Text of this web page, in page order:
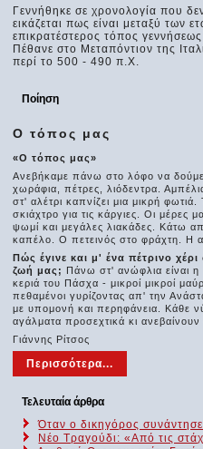
Γεννήθηκε σε χρονολογία που
εικάζεται πως είναι μεταξύ των
επικρατέστερος τόπος
Πέθανε στο Μεταπόντιον της
περί το 500 - 490 π.Χ.
Ποίηση
Ο τόπος μας
«Ο τόπος μας»
Ανεβήκαμε πάνω στο λόφο να
χωράφια, πέτρες, λιόδεντρα.
στ' αλέτρι καπνίζει μια μικρή
σκιάχτρο για τις κάργιες. Οι μέρες
ψωμί και μεγάλες λιακάδες. Κάτω
καπέλο. Ο πετεινός στο φράχτη. Η
Πώς έγινε και μ' ένα πέτρινο
ζωή μας; Πάνω στ' ανώφλια είναι
κεριά του Πάσχα - μικροί μικροί
πεθαμένοι γυρίζοντας απ' την
με υπομονή και περηφάνεια. Κάθε
αγάλματα προσεχτικά κι ανεβαίνουν
Γιάννης Ρίτσος
Περισσότερα...
Τελευταία άρθρα
Όταν ο δικηγόρος
Νέο Τραγούδι: «Από τις